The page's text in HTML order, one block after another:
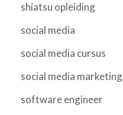
shiatsu opleiding
social media
social media cursus
social media marketing
software engineer